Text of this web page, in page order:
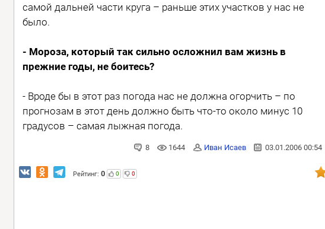
самой дальней части круга – раньше этих участков у нас не
было.
- Мороза, который так сильно осложнил вам жизнь в
прежние годы, не боитесь?
- Вроде бы в этот раз погода нас не должна огорчить – по
прогнозам в этот день должно быть что-то около минус 10
градусов – самая лыжная погода.
8 1644 Иван Исаев 03.01.2006 00:54
Рейтинг: 0 0 0